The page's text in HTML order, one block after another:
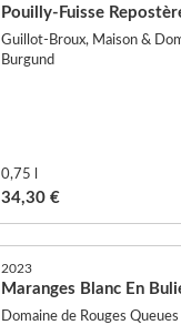
Pouilly-Fuisse
Guillot-Broux, Maison &
Burgund
0,75 l
34,30 €
2023
Maranges Blanc En
Domaine de Rouges Queues